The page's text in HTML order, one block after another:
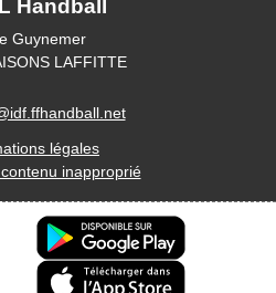
Handball
Guynemer
LAFFITTE
légales
inapproprié